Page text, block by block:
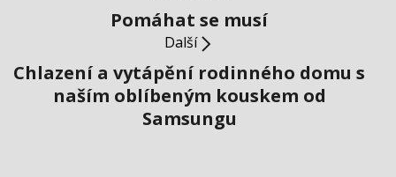
Pomáhat se musí
Další
Chlazení a vytápění rodinného domu s
naším oblíbeným kouskem od
Samsungu